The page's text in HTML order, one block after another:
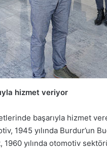
hizmet veriyor
başarıyla hizmet
1945 yılında Burdur’un
yılında otomotiv